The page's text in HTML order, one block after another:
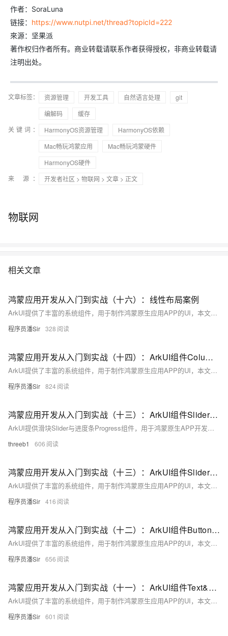
作者：SoraLuna
链接： https://www.nutpi.net/thread?topicId=222
來源：坚果派
著作权归作者所有。商业转载请联系作者获得授权，非商业转载请
注明出处。
文章标签： 资源管理 开发工具 自然语言处理
git
编解码
缓存
关键词：
HarmonyOS资源管理
HarmonyOS依赖
Mac畅玩鸿蒙应用
Mac畅玩鸿蒙硬件
HarmonyOS硬件
来 源：
开发者社区 > 物联网 > 文章 > 正文
物联网
相关文章
鸿蒙应用开发从入门到实战（十六）：线性布局案例
ArkUI提供了丰富的系统组件，用于制作鸿蒙原生应用APP的UI，本文通过简单案例演示如何使用Column和Row组件实现线性布局。
程序员潘Sir 328
鸿蒙应用开发从入门到实战（十四）：ArkUI组件Column&Row&线性布局
ArkUI提供了丰富的系统组件，用于制作鸿蒙原生应用APP的UI，本文主要讲解Column和Row组件的使用以及线性布局的方法。
程序员潘Sir 824
鸿蒙应用开发从入门到实战（十三）：ArkUI组件Slider&Progress
ArkUI提供滑块Slider与进度条Progress组件，用于鸿蒙原生APP开发。Slider支持拖动调节音量、亮度等，可设步长、方向及提示气泡；Progress支持线性、环形等多种样式，可自定义颜色、宽度与刻度，实时显示任务进度。
threeb1 606
鸿蒙应用开发从入门到实战（十三）：ArkUI组件Slider&Progress
ArkUI提供了丰富的系统组件，用于制作鸿蒙原生应用APP的UI，本文主要讲解滑块Slider和进度条Progress组件的使用。
程序员潘Sir 416
鸿蒙应用开发从入门到实战（十二）：ArkUI组件Button&Toggle
ArkUI提供了丰富的系统组件，用于制作鸿蒙原生应用APP的UI，本文主要讲解按钮组件Button和Toggle的使用。
程序员潘Sir 656
鸿蒙应用开发从入门到实战（十一）：ArkUI组件Text&TextInput
ArkUI提供了丰富的系统组件，用于制作鸿蒙原生应用APP的UI，本文主要讲解文本组件Text和TextInput的使用。
程序员潘Sir 601